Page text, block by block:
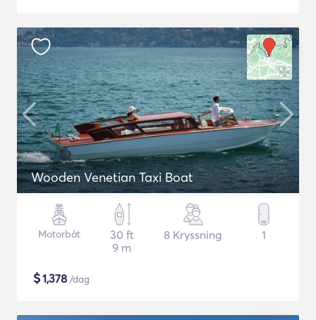
Wooden Venetian Taxi Boat
Motorbåt
30 ft
9 m
8 Kryssning 1
$1,378 /dag